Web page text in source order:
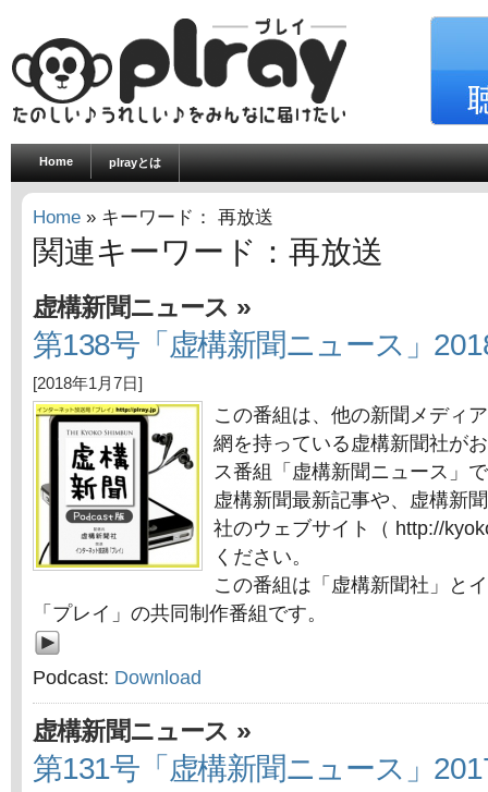
Home plrayとは
Home » キーワード： 再放送
関連キーワード：再放送
虚構新聞ニュース »
第138号「虚構新聞ニュース」
[2018年1月7日]
この番組は、他の新聞メディ
網を持っている虚構新聞社が
ス番組「虚構新聞ニュース」
虚構新聞最新記事や、虚構新
社のウェブサイト（ http://
ください。
この番組は「虚構新聞社」と
「プレイ」の共同制作番組です。
Podcast: Download
虚構新聞ニュース »
第131号「虚構新聞ニュース」